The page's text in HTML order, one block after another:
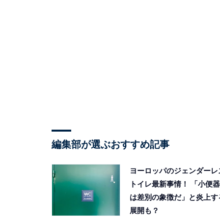
編集部が選ぶおすすめ記事
ヨーロッパのジェンダーレ
トイレ最新事情！ 「小便器
は差別の象徴だ」と炎上す
展開も？